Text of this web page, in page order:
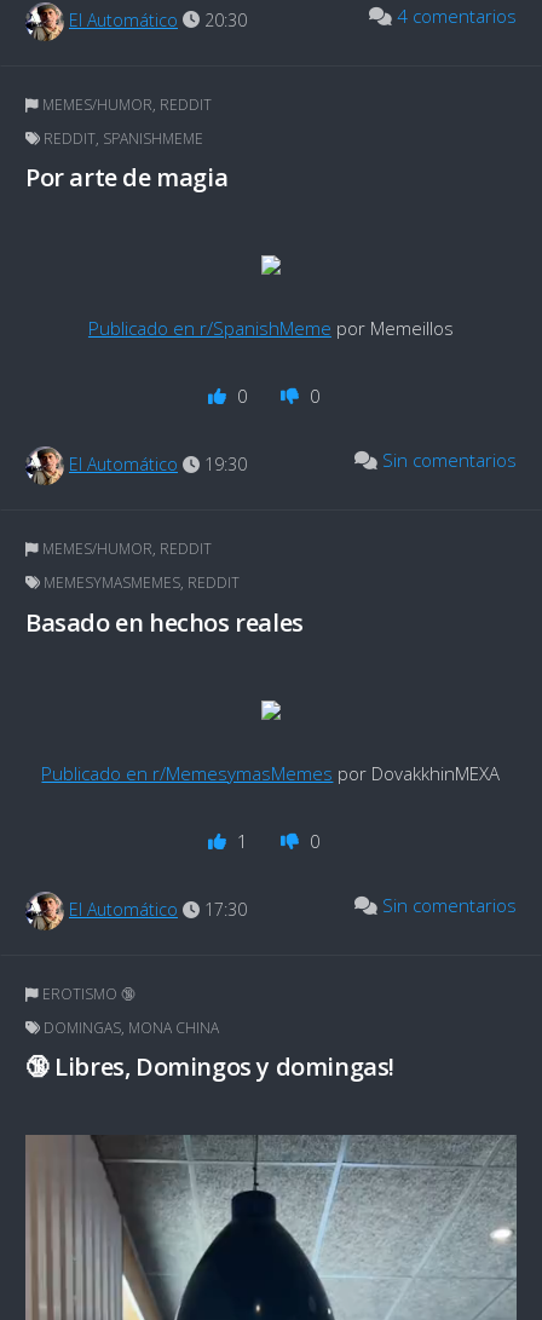
El Automático 20:30 4 comentarios
MEMES/HUMOR, REDDIT
REDDIT, SPANISHMEME
Por arte de magia
Publicado en r/SpanishMeme por Memeillos
0 0
El Automático 19:30 Sin comentarios
MEMES/HUMOR, REDDIT
MEMESYMASMEMES, REDDIT
Basado en hechos reales
Publicado en r/MemesymasMemes por DovakkhinMEXA
1 0
El Automático 17:30 Sin comentarios
EROTISMO 🔞
DOMINGAS, MONA CHINA
🔞 Libres, Domingos y domingas!